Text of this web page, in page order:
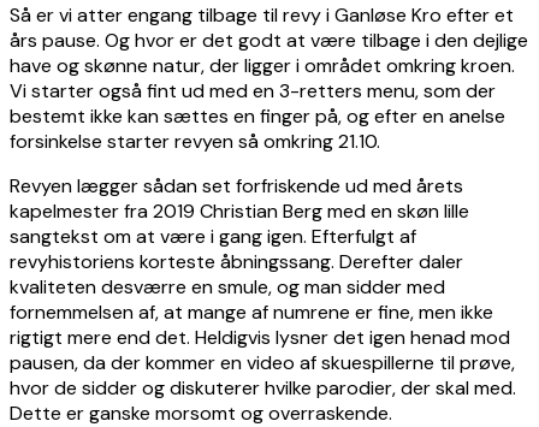
Så er vi atter engang tilbage til revy i Ganløse Kro efter et
års pause. Og hvor er det godt at være tilbage i den dejlige
have og skønne natur, der ligger i området omkring kroen.
Vi starter også fint ud med en 3-retters menu, som der
bestemt ikke kan sættes en finger på, og efter en anelse
forsinkelse starter revyen så omkring 21.10.
Revyen lægger sådan set forfriskende ud med årets
kapelmester fra 2019 Christian Berg med en skøn lille
sangtekst om at være i gang igen. Efterfulgt af
revyhistoriens korteste åbningssang. Derefter daler
kvaliteten desværre en smule, og man sidder med
fornemmelsen af, at mange af numrene er fine, men ikke
rigtigt mere end det. Heldigvis lysner det igen henad mod
pausen, da der kommer en video af skuespillerne til prøve,
hvor de sidder og diskuterer hvilke parodier, der skal med.
Dette er ganske morsomt og overraskende.